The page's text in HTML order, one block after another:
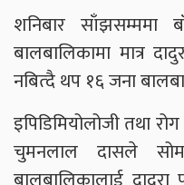
शनिबार साँझसम्ममा
बालबालिकामा मात्र
नबित्दै थप १६ जना
इपिडिमियोलोजी तथा
चुमनलाल दासले